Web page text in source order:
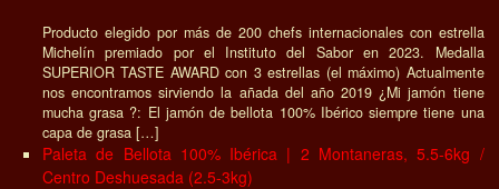
Producto elegido por más de 200 chefs internacionales con estrella
Michelín premiado por el Instituto del Sabor en 2023. Medalla
SUPERIOR TASTE AWARD con 3 estrellas (el máximo) Actualmente
nos encontramos sirviendo la añada del año 2019 ¿Mi jamón tiene
mucha grasa ?: El jamón de bellota 100% Ibérico siempre tiene una
capa de grasa […]
Paleta de Bellota 100% Ibérica | 2 Montaneras, 5.5-6kg /
Centro Deshuesada (2.5-3kg)